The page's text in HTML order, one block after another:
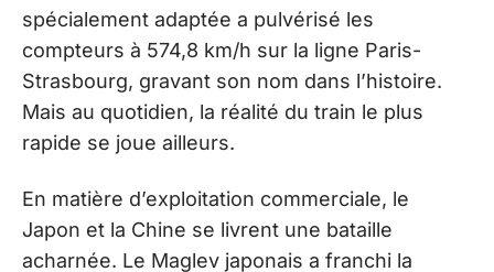
spécialement adaptée a pulvérisé les
compteurs à 574,8 km/h sur la ligne Paris-
Strasbourg, gravant son nom dans l’histoire.
Mais au quotidien, la réalité du train le plus
rapide se joue ailleurs.
En matière d’exploitation commerciale, le
Japon et la Chine se livrent une bataille
acharnée. Le Maglev japonais a franchi la